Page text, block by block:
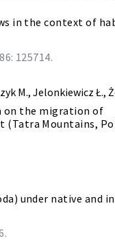
in the context of
125714.
M., Jelonkiewicz Ł.,
on the migration of
(Tatra Mountains,
under native and